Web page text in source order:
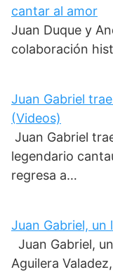
cantar al amor
Juan Duque y
colaboración
Juan Gabriel
(Videos)
Juan Gabriel
legendario
regresa a…
Juan Gabriel, un
Juan Gabriel,
Aguilera